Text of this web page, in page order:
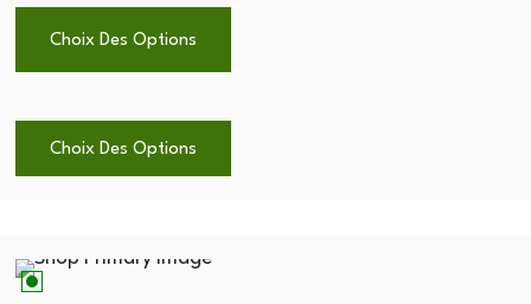
Choix Des Options
Choix Des Options